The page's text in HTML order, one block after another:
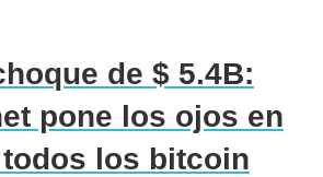
de $ 5.4B:
pone los ojos en
los bitcoin